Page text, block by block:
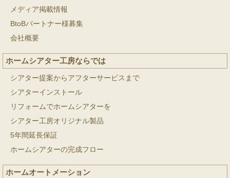
メディア掲載情報
BtoBパートナー様募集
会社概要
ホームシアター工房ならでは
シアター提案からアフターサービスまで
シアターインストール
リフォームでホームシアターを
シアター工房オリジナル製品
5年間延長保証
ホームシアターの完成フロー
ホームオートメーション